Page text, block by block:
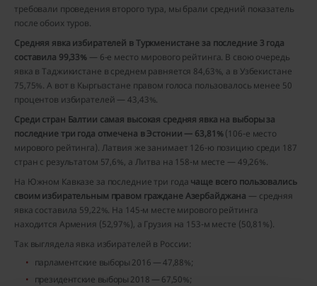
требовали проведения второго тура, мы брали средний показатель
после обоих туров.
Средняя явка избирателей в Туркменистане за последние 3 года
составила 99,33% — 6-е место мирового рейтинга. В свою очередь
явка в Таджикистане в среднем равняется 84,63%, а в Узбекистане
75,75%. А вот в Кыргызстане правом голоса пользовалось менее 50
процентов избирателей — 43,43%.
Среди стран Балтии самая высокая средняя явка на выборы за
последние три года отмечена в Эстонии — 63,81%(106-е место
мирового рейтинга). Латвия же занимает 126-ю позицию среди 187
стран с результатом 57,6%, а Литва на 158-м месте — 49,26%.
На Южном Кавказе за последние три года чаще всего пользовались
своим избирательным правом граждане Азербайджана — средняя
явка составила 59,22%. На 145-м месте мирового рейтинга
находится Армения (52,97%), а Грузия на 153-м месте (50,81%).
Так выглядела явка избирателей в России:
парламентские выборы 2016 — 47,88%;
президентские выборы 2018 — 67,50%;